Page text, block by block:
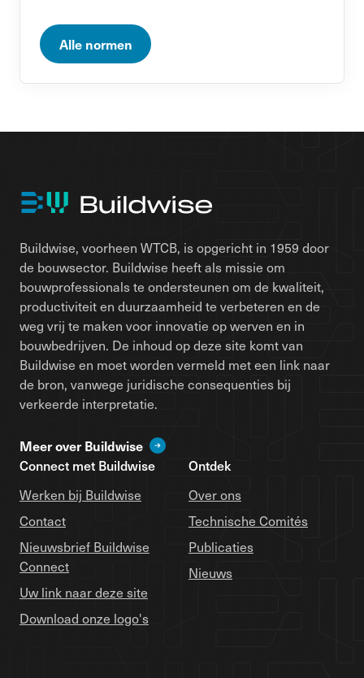
Alle normen
Buildwise, voorheen WTCB, is opgericht in 1959 door
de bouwsector. Buildwise heeft als missie om
bouwprofessionals te ondersteunen om de kwaliteit,
productiviteit en duurzaamheid te verbeteren en de
weg vrij te maken voor innovatie op werven en in
bouwbedrijven. De inhoud op deze site komt van
Buildwise en moet worden vermeld met een link naar
de bron, vanwege juridische consequenties bij
verkeerde interpretatie.
Meer over Buildwise
Connect met Buildwise
Werken bij Buildwise
Contact
Nieuwsbrief Buildwise
Connect
Uw link naar deze site
Download onze logo's
Ontdek
Over ons
Technische Comités
Publicaties
Nieuws